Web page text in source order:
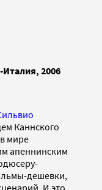
2006
Каннского
мире
апеннинским
дешевки,
И это